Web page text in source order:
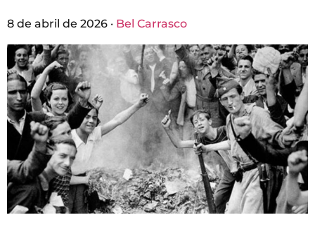
8 de abril de 2026 · Bel Carrasco